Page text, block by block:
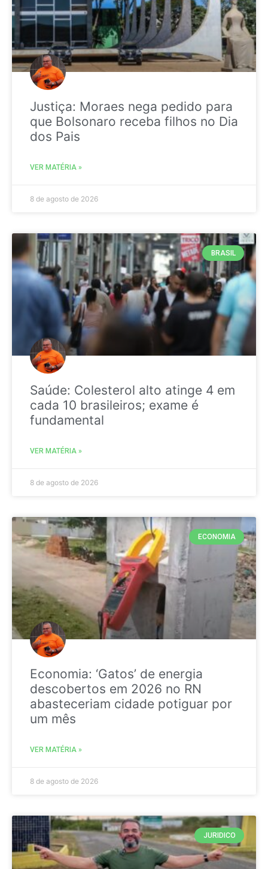
Justiça: Moraes nega pedido para
que Bolsonaro receba filhos no Dia
dos Pais
VER MATÉRIA »
8 de agosto de 2026
BRASIL
Saúde: Colesterol alto atinge 4 em
cada 10 brasileiros; exame é
fundamental
VER MATÉRIA »
8 de agosto de 2026
ECONOMIA
Economia: ‘Gatos’ de energia
descobertos em 2026 no RN
abasteceriam cidade potiguar por
um mês
VER MATÉRIA »
8 de agosto de 2026
JURIDICO